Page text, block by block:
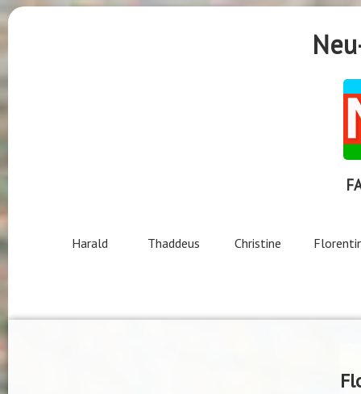
Harald Thaddeus Christine